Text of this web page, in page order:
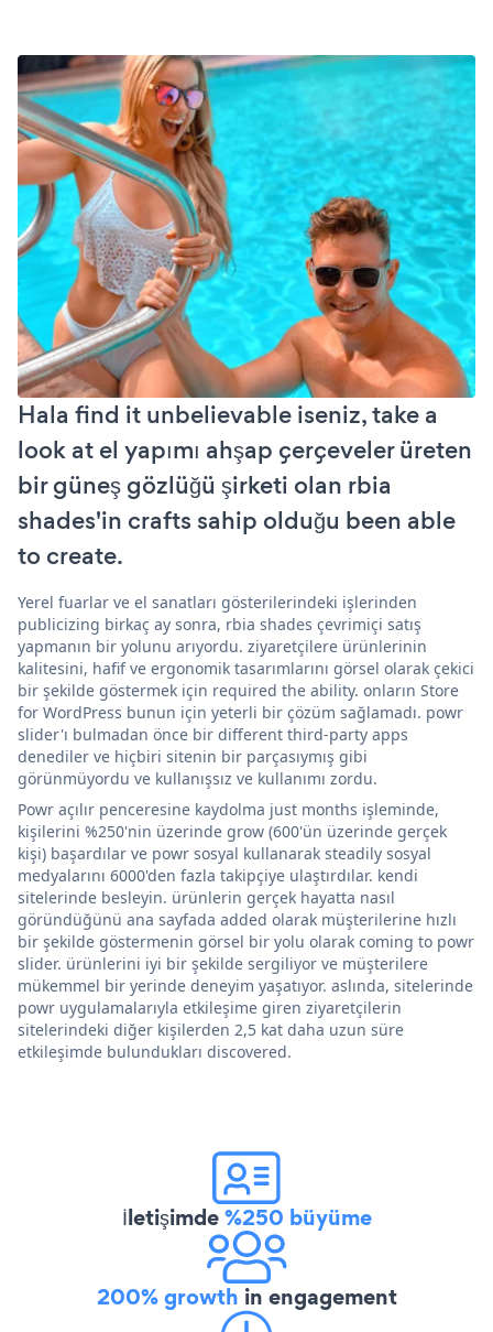
Hala find it unbelievable iseniz, take a
look at el yapımı ahşap çerçeveler üreten
bir güneş gözlüğü şirketi olan rbia
shades'in crafts sahip olduğu been able
to create.
Yerel fuarlar ve el sanatları gösterilerindeki işlerinden
publicizing birkaç ay sonra, rbia shades çevrimiçi satış
yapmanın bir yolunu arıyordu. ziyaretçilere ürünlerinin
kalitesini, hafif ve ergonomik tasarımlarını görsel olarak çekici
bir şekilde göstermek için required the ability. onların Store
for WordPress bunun için yeterli bir çözüm sağlamadı. powr
slider'ı bulmadan önce bir different third-party apps
denediler ve hiçbiri sitenin bir parçasıymış gibi
görünmüyordu ve kullanışsız ve kullanımı zordu.
Powr açılır penceresine kaydolma just months işleminde,
kişilerini %250'nin üzerinde grow (600'ün üzerinde gerçek
kişi) başardılar ve powr sosyal kullanarak steadily sosyal
medyalarını 6000'den fazla takipçiye ulaştırdılar. kendi
sitelerinde besleyin. ürünlerin gerçek hayatta nasıl
göründüğünü ana sayfada added olarak müşterilerine hızlı
bir şekilde göstermenin görsel bir yolu olarak coming to powr
slider. ürünlerini iyi bir şekilde sergiliyor ve müşterilere
mükemmel bir yerinde deneyim yaşatıyor. aslında, sitelerinde
powr uygulamalarıyla etkileşime giren ziyaretçilerin
sitelerindeki diğer kişilerden 2,5 kat daha uzun süre
etkileşimde bulundukları discovered.
İletişimde%250 büyüme
200% growth in engagement